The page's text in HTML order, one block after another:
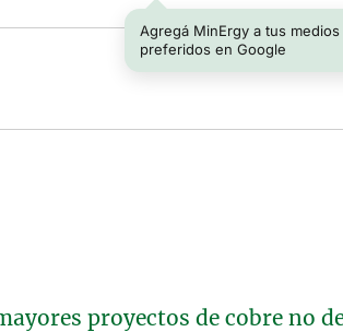
Agregá MinErgy a tus medios
preferidos en Google
proyectos de cobre no